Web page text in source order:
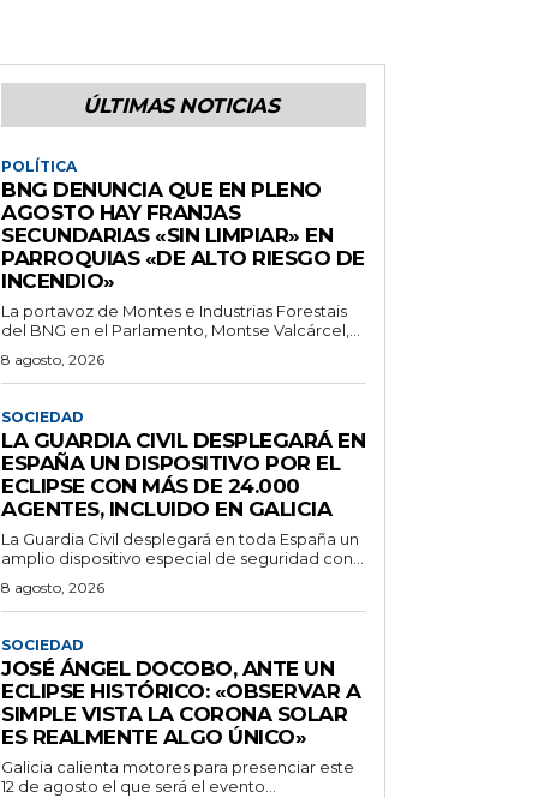
ÚLTIMAS NOTICIAS
POLÍTICA
BNG DENUNCIA QUE EN PLENO
AGOSTO HAY FRANJAS
SECUNDARIAS «SIN LIMPIAR» EN
PARROQUIAS «DE ALTO RIESGO DE
INCENDIO»
La portavoz de Montes e Industrias Forestais
del BNG en el Parlamento, Montse Valcárcel,...
8 agosto, 2026
SOCIEDAD
LA GUARDIA CIVIL DESPLEGARÁ EN
ESPAÑA UN DISPOSITIVO POR EL
ECLIPSE CON MÁS DE 24.000
AGENTES, INCLUIDO EN GALICIA
La Guardia Civil desplegará en toda España un
amplio dispositivo especial de seguridad con...
8 agosto, 2026
SOCIEDAD
JOSÉ ÁNGEL DOCOBO, ANTE UN
ECLIPSE HISTÓRICO: «OBSERVAR A
SIMPLE VISTA LA CORONA SOLAR
ES REALMENTE ALGO ÚNICO»
Galicia calienta motores para presenciar este
12 de agosto el que será el evento...